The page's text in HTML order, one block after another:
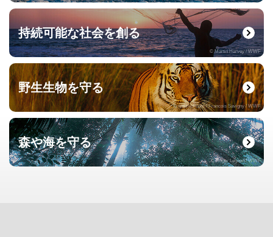
持続可能な社会を創る
© Martin Harvey / WWF
野生生物を守る
© naturepl.com / Francois Savigny / WWF
森や海を守る
© Roger Leguen / WWF